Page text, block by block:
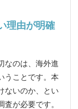
理由が明確
なのは、海外進
うことです。本
ないのか、とい
が必要です。